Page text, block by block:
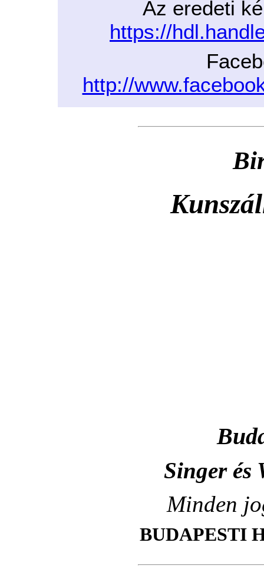
Az eredeti
https://
http://
Singer és
Minden
BUDAPESTI